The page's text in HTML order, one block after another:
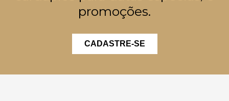
promoções.
CADASTRE-SE